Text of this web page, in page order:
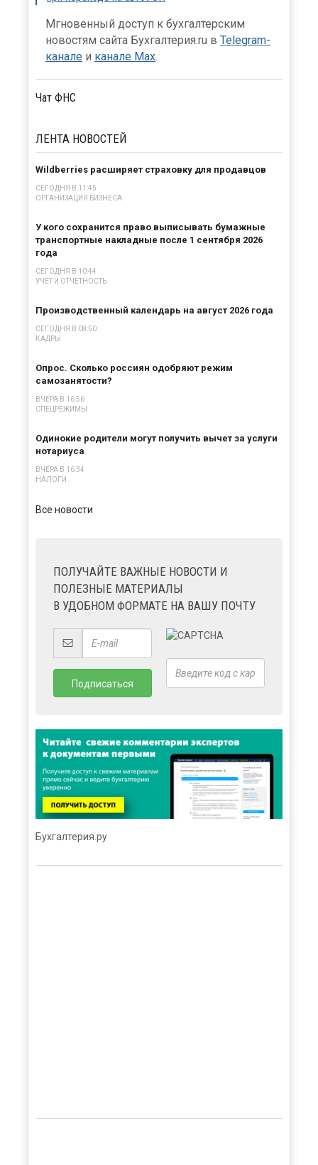
Мгновенный доступ к бухгалтерским
новостям сайта Бухгалтерия.ru в Telegram-
канале и канале Max.
Чат ФНС
ЛЕНТА НОВОСТЕЙ
Wildberries расширяет страховку для продавцов
СЕГОДНЯ В 11:45
ОРГАНИЗАЦИЯ БИЗНЕСА
У кого сохранится право выписывать бумажные
транспортные накладные после 1 сентября 2026
года
СЕГОДНЯ В 10:44
УЧЕТ И ОТЧЕТНОСТЬ
Производственный календарь на август 2026 года
СЕГОДНЯ В 08:50
КАДРЫ
Опрос. Сколько россиян одобряют режим
самозанятости?
ВЧЕРА В 16:56
СПЕЦРЕЖИМЫ
Одинокие родители могут получить вычет за услуги
нотариуса
ВЧЕРА В 16:34
НАЛОГИ
Все новости
ПОЛУЧАЙТЕ ВАЖНЫЕ НОВОСТИ И
ПОЛЕЗНЫЕ МАТЕРИАЛЫ
В УДОБНОМ ФОРМАТЕ НА ВАШУ ПОЧТУ
Бухгалтерия.ру